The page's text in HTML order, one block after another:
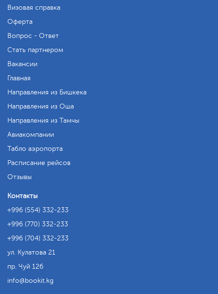
Визовая справка
Оферта
Вопрос - Ответ
Стать партнером
Вакансии
Главная
Направления из Бишкека
Направления из Оша
Направления из Тамчы
Авиакомпании
Табло аэропорта
Расписание рейсов
Отзывы
Контакты
+996 (554) 332-233
+996 (770) 332-233
+996 (704) 332-233
ул. Кулатова 21
пр. Чуй 126
info
bookit.kg